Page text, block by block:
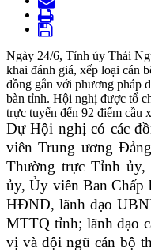
Ngày 24/6, Tỉnh ủy Thái
khai đánh giá, xếp loại cán
đồng gắn với phương pháp
bàn tỉnh. Hội nghị được tổ
trực tuyến đến 92 điểm cầu
Dự Hội nghị có các
viên Trung ương
Thường trực Tỉnh
ủy, Ủy viên Ban Chấp
HĐND, lãnh đạo
MTTQ tỉnh; lãnh đạo
vị và đội ngũ cán bộ